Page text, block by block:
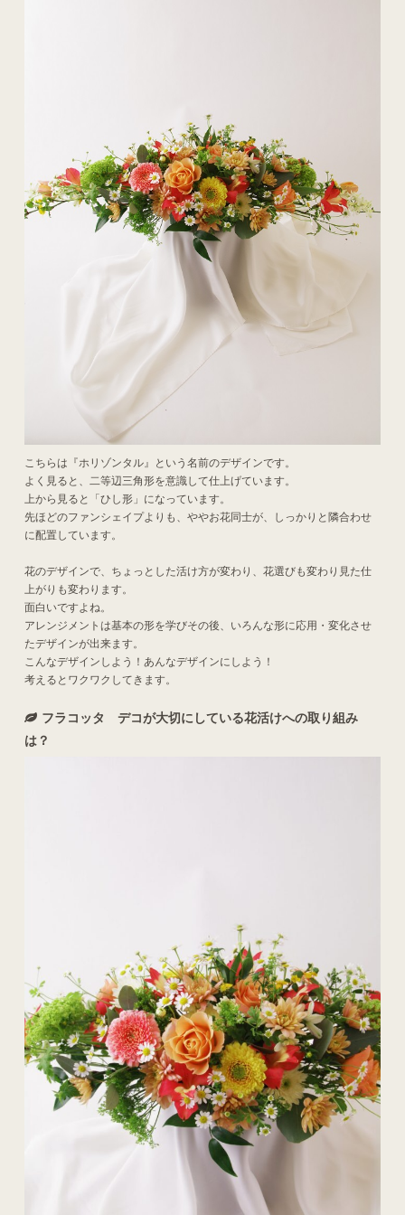
こちらは『ホリゾンタル』という名前のデザインです。
よく見ると、二等辺三角形を意識して仕上げています。
上から見ると「ひし形」になっています。
先ほどのファンシェイプよりも、ややお花同士が、しっかりと隣合わせ
に配置しています。
花のデザインで、ちょっとした活け方が変わり、花選びも変わり見た仕
上がりも変わります。
面白いですよね。
アレンジメントは基本の形を学びその後、いろんな形に応用・変化させ
たデザインが出来ます。
こんなデザインしよう！あんなデザインにしよう！
考えるとワクワクしてきます。
フラコッタ デコが大切にしている花活けへの取り組み
は？